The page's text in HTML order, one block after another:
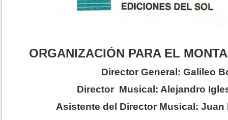
ORGANIZACIÓN PARA EL
Director General: Galileo
Director Musical: Alejandro
Asistente del Director Musical: Juan